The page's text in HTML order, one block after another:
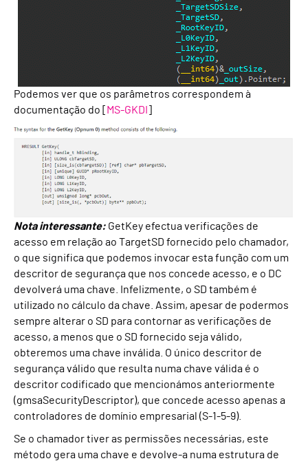
Podemos ver que os parâmetros correspondem à
documentação do [
MS-GKDI
Nota interessante: GetKey efectua verificações de
acesso em relação ao TargetSD fornecido pelo chamador,
o que significa que podemos invocar esta função com um
descritor de segurança que nos concede acesso, e o DC
devolverá uma chave. Infelizmente, o SD também é
utilizado no cálculo da chave. Assim, apesar de podermos
sempre alterar o SD para contornar as verificações de
acesso, a menos que o SD fornecido seja válido,
obteremos uma chave inválida. O único descritor de
segurança válido que resulta numa chave válida é o
descritor codificado que mencionámos anteriormente
(gmsaSecurityDescriptor), que concede acesso apenas a
controladores de domínio empresarial (S-1-5-9).
Se o chamador tiver as permissões necessárias, este
método gera uma chave e devolve-a numa estrutura de